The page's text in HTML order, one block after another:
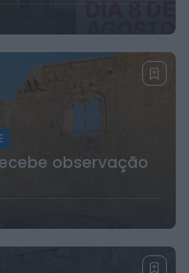
observação